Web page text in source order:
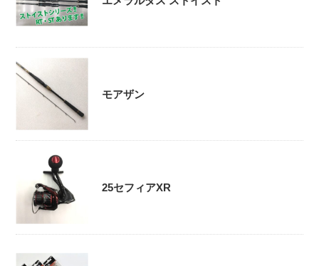
モアザン
25セフィアXR